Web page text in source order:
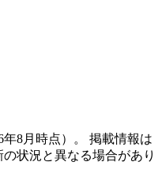
年8月時点）。 掲載情報は
状況と異なる場合があり